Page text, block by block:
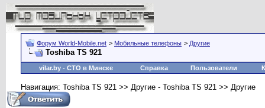
Форум World-Mobile.net > Мобильные телефоны > Другие
Toshiba TS 921
vilar.by - СТО в Минске Справка Пользователи
Навигация: Toshiba TS 921 >> Другие - Toshiba TS 921 >> Другие